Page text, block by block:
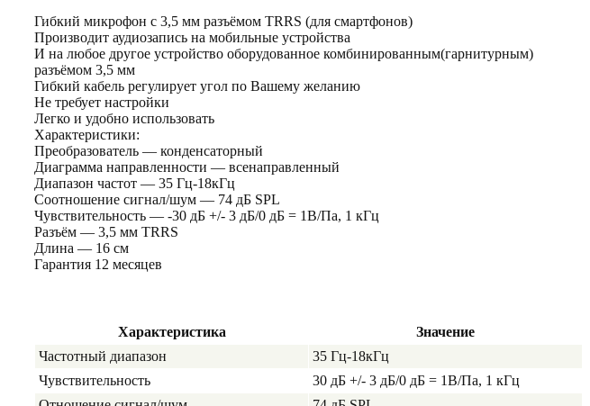
Гибкий микрофон с 3,5 мм разъёмом TRRS (для смартфонов)
Производит аудиозапись на мобильные устройства
И на любое другое устройство оборудованное комбинированным(гарнитурным)
разъёмом 3,5 мм
Гибкий кабель регулирует угол по Вашему желанию
Не требует настройки
Легко и удобно использовать
Характеристики:
Преобразователь — конденсаторный
Диаграмма направленности — всенаправленный
Диапазон частот — 35 Гц-18кГц
Соотношение сигнал/шум — 74 дБ SPL
Чувствительность — -30 дБ +/- 3 дБ/0 дБ = 1В/Па, 1 кГц
Разъём — 3,5 мм TRRS
Длина — 16 см
Гарантия 12 месяцев
Характеристика
Значение
Частотный диапазон
35 Гц-18кГц
Чувствительность
30 дБ +/- 3 дБ/0 дБ = 1В/Па, 1 кГц